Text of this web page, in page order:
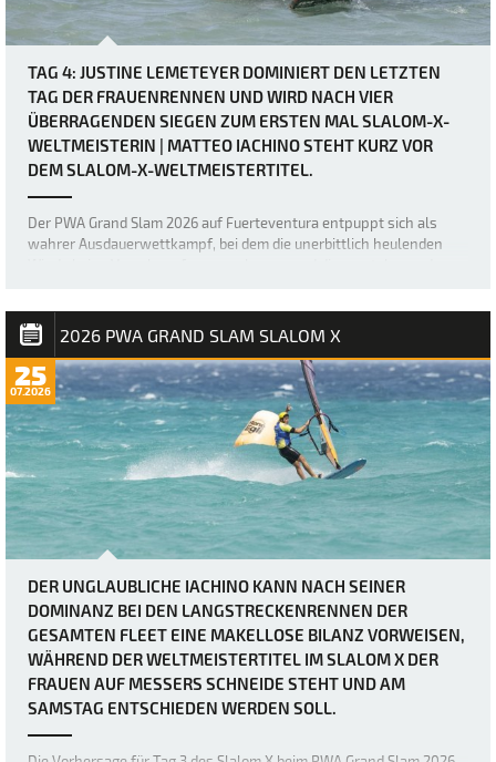
TAG 4: JUSTINE LEMETEYER DOMINIERT DEN LETZTEN
TAG DER FRAUENRENNEN UND WIRD NACH VIER
ÜBERRAGENDEN SIEGEN ZUM ERSTEN MAL SLALOM-X-
WELTMEISTERIN | MATTEO IACHINO STEHT KURZ VOR
DEM SLALOM-X-WELTMEISTERTITEL.
Der PWA Grand Slam 2026 auf Fuerteventura entpuppt sich als
wahrer Ausdauerwettkampf, bei dem die unerbittlich heulenden
absoluten Grenzen bringen. Heute herr…
2026 PWA GRAND SLAM SLALOM X
25
07.2026
DER UNGLAUBLICHE IACHINO KANN NACH SEINER
DOMINANZ BEI DEN LANGSTRECKENRENNEN DER
GESAMTEN FLEET EINE MAKELLOSE BILANZ VORWEISEN,
WÄHREND DER WELTMEISTERTITEL IM SLALOM X DER
FRAUEN AUF MESSERS SCHNEIDE STEHT UND AM
SAMSTAG ENTSCHIEDEN WERDEN SOLL.